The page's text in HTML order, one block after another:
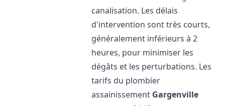
canalisation. Les délais
d'intervention sont très courts,
généralement inférieurs à 2
heures, pour minimiser les
dégâts et les perturbations. Les
tarifs du plombier
assainissement Gargenville